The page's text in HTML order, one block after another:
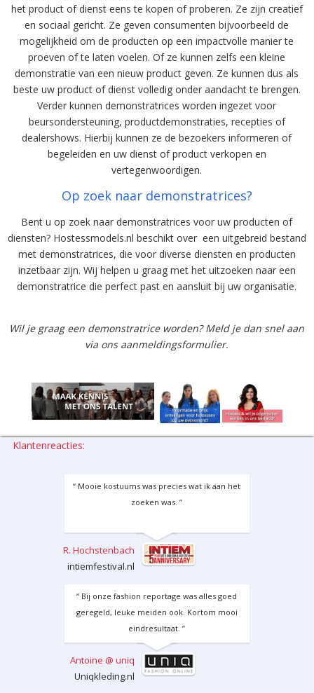
het product of dienst eens te kopen of proberen. Ze zijn creatief
en sociaal gericht. Ze geven consumenten bijvoorbeeld de
mogelijkheid om de producten op een impactvolle manier te
proeven of te laten voelen. Of ze kunnen zelfs een kleine
demonstratie van een nieuw product geven. Ze kunnen dus als
beste uw product of dienst volledig onder aandacht te brengen.
Verder kunnen demonstratrices worden ingezet voor
beursondersteuning, productdemonstraties, recepties of
dealershows. Hierbij kunnen ze de bezoekers informeren of
begeleiden en uw dienst of product verkopen en
vertegenwoordigen.
Op zoek naar demonstratrices?
Bent u op zoek naar demonstratrices voor uw producten of
diensten? Hostessmodels.nl beschikt over een uitgebreid bestand
met demonstratrices, die voor diverse diensten en producten
inzetbaar zijn. Wij helpen u graag met het uitzoeken naar een
demonstratrice die perfect past en aansluit bij uw organisatie.
Wil je graag een demonstratrice worden? Meld je dan snel aan
via ons aanmeldingsformulier.
Klantenreacties:
“ Mooie kostuums was precies wat ik aan het
zoeken was. ”
R. Hochstenbach
intiemfestival.nl
“ Bij onze fashion reportage was alles goed
geregeld, leuke meiden ook. Kortom mooi
eindresultaat. ”
Antoine @ uniq
Uniqkleding.nl